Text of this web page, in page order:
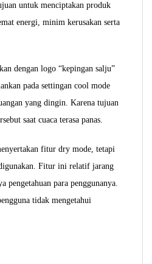
untuk menciptakan produk
energi, minim kerusakan serta
dengan logo “kepingan salju”
pada settingan cool mode
yang dingin. Karena tujuan
saat cuaca terasa panas.
fitur dry mode, tetapi
Fitur ini relatif jarang
pengetahuan para penggunanya.
tidak mengetahui